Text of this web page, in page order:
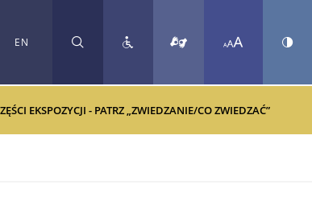
EN SZUKAJ
EKSPOZYCJI - PATRZ „ZWIEDZANIE/CO ZWIEDZAĆ”